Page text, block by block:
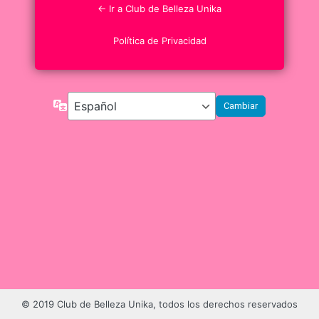
← Ir a Club de Belleza Unika
Política de Privacidad
Idioma
© 2019 Club de Belleza Unika, todos los derechos reservados